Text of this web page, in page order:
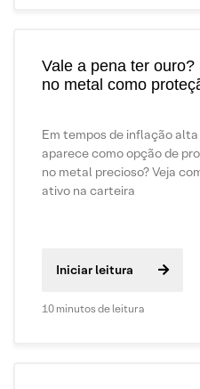
Vale a pena ter
no metal como
Em tempos de inflação
aparece como opção de
no metal precioso? Veja
ativo na carteira
Iniciar leitura
10 minutos de leitura